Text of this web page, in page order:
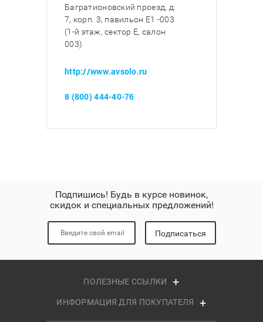
Багратионовский проезд, д.
7, корп. 3, павильон E1 -003
(1-й этаж, сектор E, салон
003)
http://www.avsolo.ru
8 (800) 444-40-76
Подпишись! Будь в курсе новинок,
скидок и специальных предложений!
Подписаться
ПОЛЕЗНЫЕ ССЫЛКИ
ИНФОРМАЦИЯ ДЛЯ ПОКУПАТЕЛЯ